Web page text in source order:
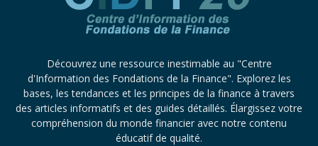
Découvrez une ressource inestimable au "Centre
d'Information des Fondations de la Finance". Explorez les
bases, les tendances et les principes de la finance à travers
des articles informatifs et des guides détaillés. Élargissez votre
compréhension du monde financier avec notre contenu
éducatif de qualité.